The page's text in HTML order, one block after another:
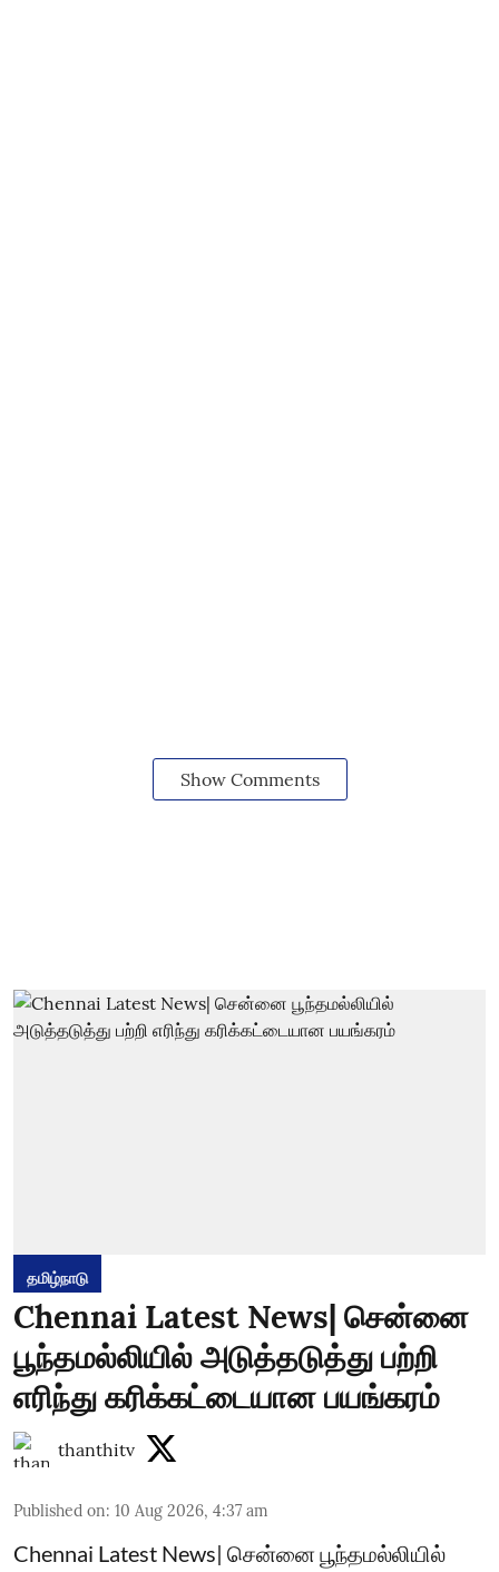
Show Comments
தமிழ்நாடு
Chennai Latest News| சென்னை
பூந்தமல்லியில் அடுத்தடுத்து பற்றி
எரிந்து கரிக்கட்டையான பயங்கரம்
thanthitv
Published on: 10 Aug 2026, 4:37 am
Chennai Latest News| சென்னை பூந்தமல்லியில்